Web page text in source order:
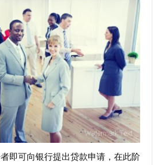
即可向银行提出贷款申请，在此阶